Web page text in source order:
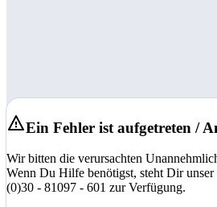
Ein Fehler ist aufgetreten /
Wir bitten die verursachten
Wenn Du Hilfe benötigst, steht Dir
(0)30 - 81097 - 601 zur Verfügung.